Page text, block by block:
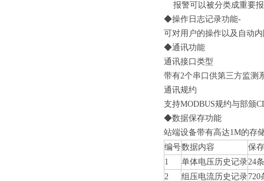
报警可以被分类成重要报
◆操作日志记录功能-
可对用户的操作以及自动
◆通讯功能
通讯接口类型
带有2个串口供第三方监测
通讯规约
支持MODBUS规约与部颁
◆数据保存功能
站端设备带有高达1M的存
编号数据内容
保
1
单体电压历史记录24条
2
组压电流历史记录720